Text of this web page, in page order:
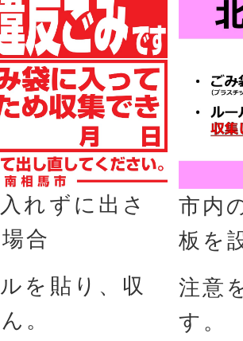
れずに出さ
合
を貼り、収
。
市内
板を
注意
す。